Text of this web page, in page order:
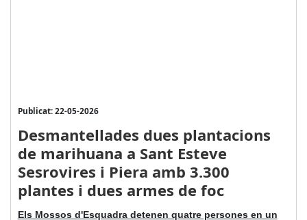
Publicat: 22-05-2026
Desmantellades dues plantacions
de marihuana a Sant Esteve
Sesrovires i Piera amb 3.300
plantes i dues armes de foc
Els Mossos d'Esquadra detenen quatre persones en un